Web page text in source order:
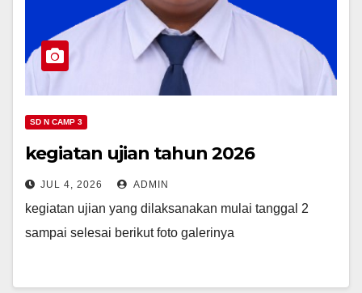
SD N CAMP 3
kegiatan ujian tahun 2026
JUL 4, 2026 ADMIN
kegiatan ujian yang dilaksanakan mulai tanggal 2
sampai selesai berikut foto galerinya